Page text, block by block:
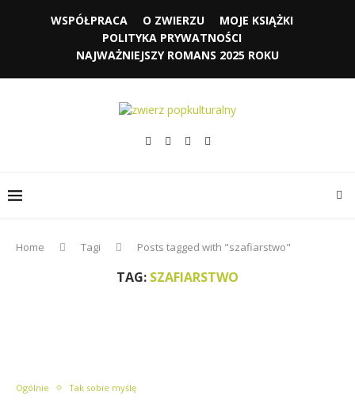
WSPÓŁPRACA O ZWIERZU
MOJE KSIĄŻKI
POLITYKA PRYWATNOŚCI
NAJWAŻNIEJSZY ROMANS 2025 ROKU
Home Tagi Posts tagged with "szafiarstwo"
TAG: SZAFIARSTWO
Ogólnie Tak sobie myślę